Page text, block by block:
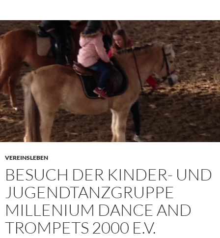
VEREINSLEBEN
BESUCH DER KINDER- UND
JUGENDTANZGRUPPE
MILLENIUM DANCE AND
TROMPETS 2000 E.V.